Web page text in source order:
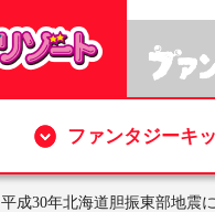
ファンタジーキ
平成30年北海道胆振東部地震